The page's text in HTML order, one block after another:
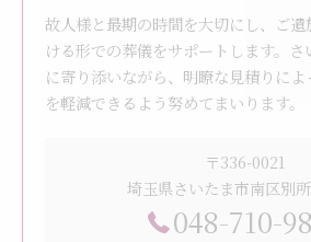
故人様と最期の時間を大切にし、ご
ける形での葬儀をサポートします。さ
に寄り添いながら、明瞭な見積りに
を軽減できるよう努めてまいります。
〒336-0021
埼玉県さいたま市南区別
048-710-